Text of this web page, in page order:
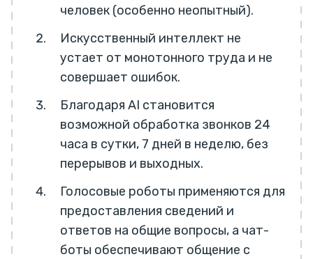
человек (особенно неопытный).
Искусственный интеллект не
устает от монотонного труда и не
совершает ошибок.
Благодаря AI становится
возможной обработка звонков 24
часа в сутки, 7 дней в неделю, без
перерывов и выходных.
Голосовые роботы применяются для
предоставления сведений и
ответов на общие вопросы, а чат-
боты обеспечивают общение с